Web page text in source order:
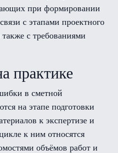
при формировании
с этапами проектного
с требованиями
практике
в сметной
на этапе подготовки
к экспертизе и
к ним относятся
объёмов работ и